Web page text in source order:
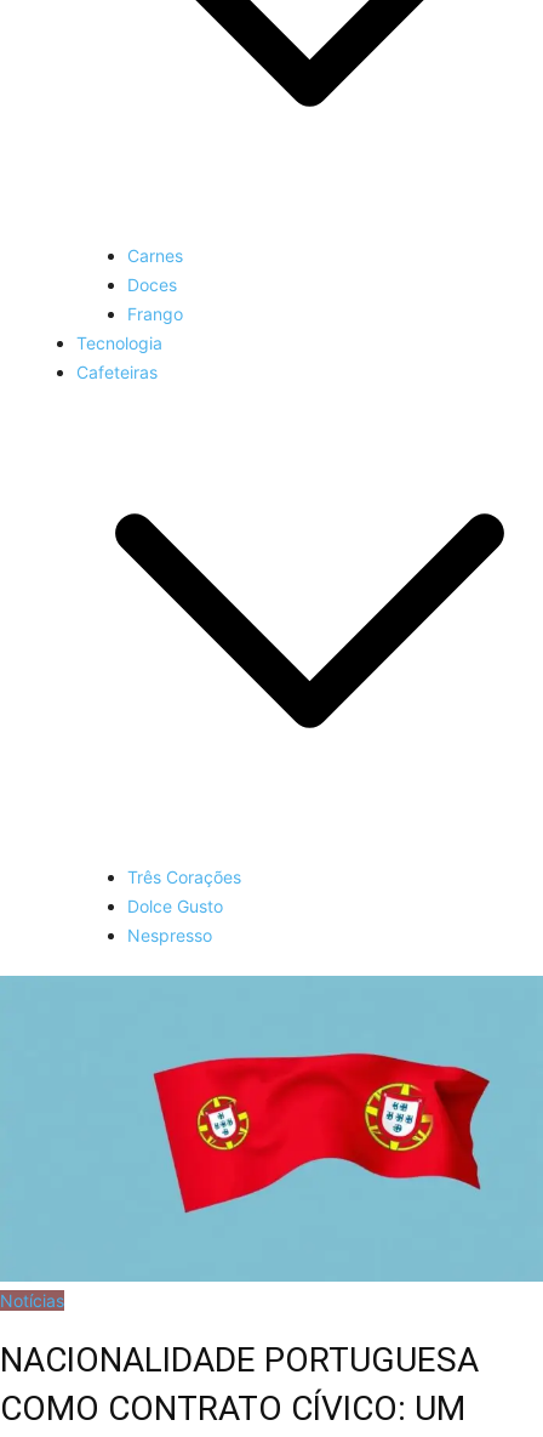
Carnes
Doces
Frango
Tecnologia
Cafeteiras
Três Corações
Dolce Gusto
Nespresso
Notícias
NACIONALIDADE PORTUGUESA
COMO CONTRATO CÍVICO: UM